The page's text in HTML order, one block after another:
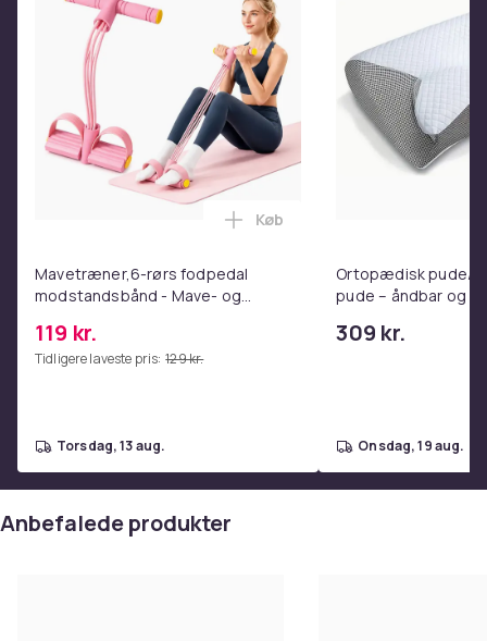
ae382236-31c7-4243-befc-3043f6c59359
Produktsikkerhedsinformation
Mavetræner,6-rørs fodpedal
modstandsbånd - Mave- og
hjemmetræningscenter Pink
119 kr.
Tidligere laveste pris: 129 kr.
Læg Mavetræner,6-rørs
Køb
torsdag, 13 aug.
Ortopædisk pude/
pude – åndbar og
309 kr.
onsdag, 19 aug.
Anbefalede produkter